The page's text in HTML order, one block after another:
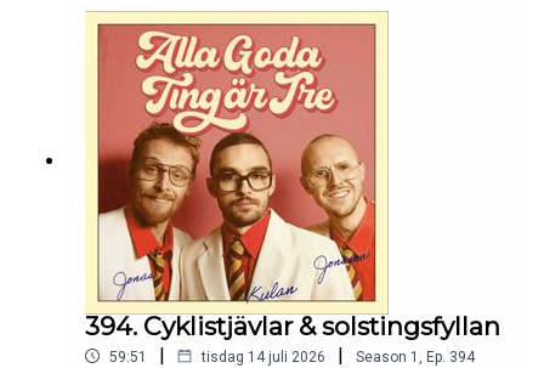
394. Cyklistjävlar & solstingsfyllan
59:51 | tisdag 14 juli 2026 | Season 1 Ep. 394